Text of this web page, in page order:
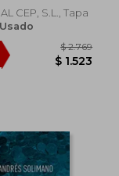
integrada de
humanos
CEP, S.L., Tapa
Usado